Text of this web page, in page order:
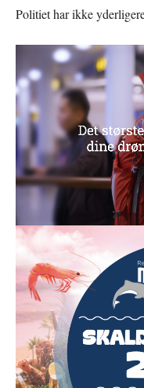
Politiet har ikke